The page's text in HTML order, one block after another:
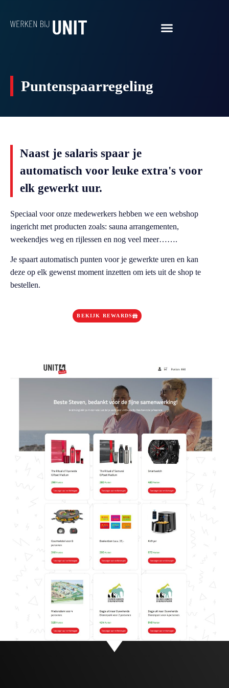
Puntenspaarregeling
Naast je salaris spaar je
automatisch voor leuke extra's voor
elk gewerkt uur.
Speciaal voor onze medewerkers hebben we een webshop
ingericht met producten zoals: sauna arrangementen,
weekendjes weg en rijlessen en nog veel meer…….
Je spaart automatisch punten voor je gewerkte uren en kan
deze op elk gewenst moment inzetten om iets uit de shop te
bestellen.
BEKIJK REWARDS